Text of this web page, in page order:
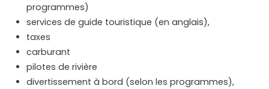
programmes)
services de guide touristique (en anglais),
taxes
carburant
pilotes de rivière
divertissement à bord (selon les programmes),